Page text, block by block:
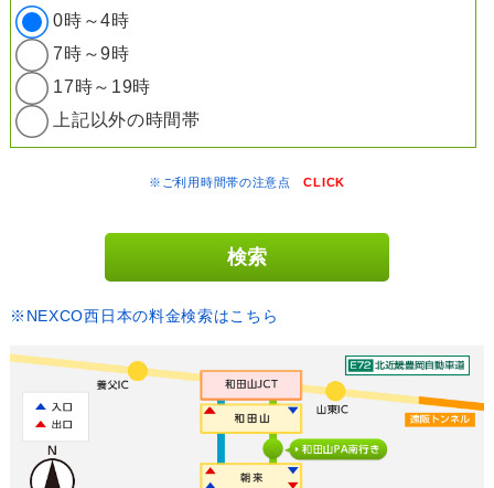
0時～4時
7時～9時
17時～19時
上記以外の時間帯
※ご利用時間帯の注意点CLICK
※NEXCO西日本の料金検索はこちら